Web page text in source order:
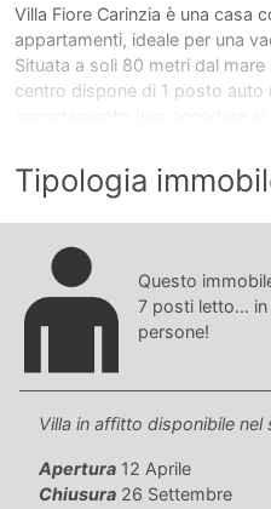
Villa Fiore Carinzia è una casa
appartamenti, ideale per una
Situata a soli 80 metri dal
centro dispone di 1 posto auto
comune. Tutti gli appartamenti
macchina per caffè
“Light WI-FI” (no streaming
compreso nel prezzo). Ufficio
Biancheria da letto NON
NON compresi nel prezzo.
Tipo B. Soggiorno con angolo
camera tripla (letto
box doccia. Terrazzo
Situato al piano terra. Max 4
camera matrimoniale, 1 bagno
doccia, 2 balconi attrezzati
Tipologia
Questo
7 posti letto...
persone!
Villa in affitto disponibile nel
Apertura 12 Aprile
Chiusura 26 Settembre